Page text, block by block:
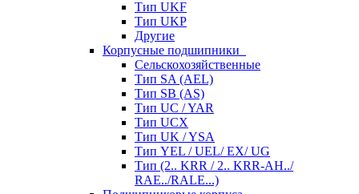
Тип UKF
Тип UKP
Другие
Корпусные подшипники
Сельскохозяйственные
Тип SA (AEL)
Тип SB (AS)
Тип UC / YAR
Тип UCX
Тип UK / YSA
Тип YEL / UEL/ EX/ UG
Тип (2.. KRR / 2.. KRR-AH../
RAE../RALE...)